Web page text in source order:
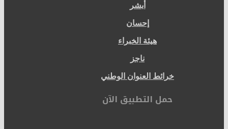
أبشر
إحسان
هيئة الخبراء
ناجز
خرائط العنوان الوطني
حمل التطبيق الآن